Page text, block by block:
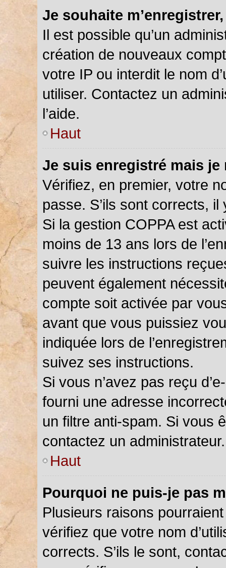
Je souhaite
Il est possible qu’un
création de nouveaux
votre IP ou interdit le nom
utiliser. Contactez un
l’aide.
Haut
Je suis enregistré mais
Vérifiez, en premier, votre
passe. S’ils sont corrects,
Si la gestion COPPA est
moins de 13 ans lors de
suivre les instructions
peuvent également
compte soit activée par
avant que vous puissiez
indiquée lors de
suivez ses instructions.
Si vous n’avez pas reçu
fourni une adresse
un filtre anti-spam. Si vous
contactez un administrateur.
Haut
Pourquoi ne puis-je pas
Plusieurs raisons
vérifiez que votre nom
corrects. S’ils le sont,